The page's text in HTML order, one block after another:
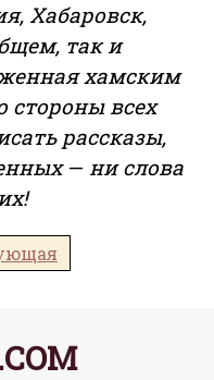
Хабаровск,
так и
хамским
стороны всех
рассказы,
— ни слова